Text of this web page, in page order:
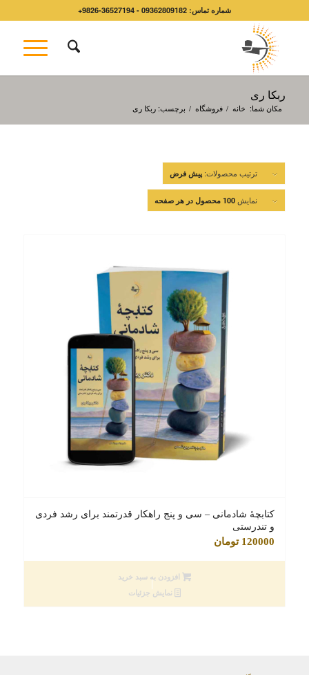
شماره تماس: 09362809182 - 36527194-9826+
ربکا ری
مکان شما: خانه / فروشگاه / برچسب: ربکا ری
ترتیب محصولات: پیش فرض
نمایش 100 محصول در هر صفحه
کتابچۀ شادمانی – سی و پنج راهکار قدرتمند برای رشد فردی
و تندرستی
120000 تومان
افزودن به سبد خرید
نمایش جزئیات